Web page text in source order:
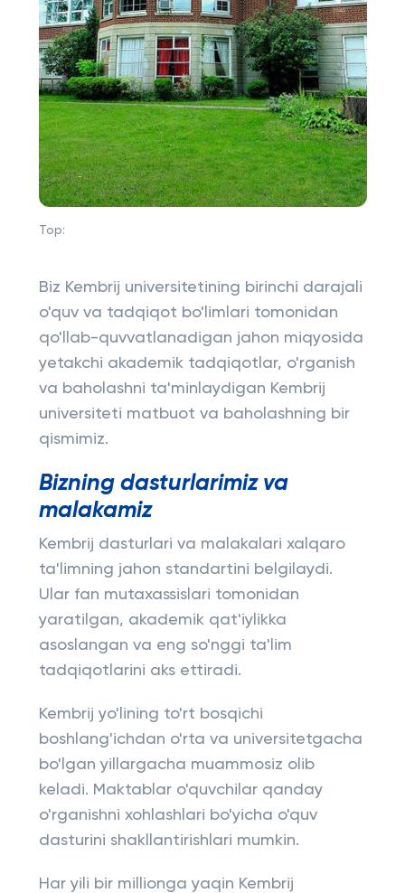
Top:
Biz Kembrij universitetining birinchi darajali
o'quv va tadqiqot bo'limlari tomonidan
qo'llab-quvvatlanadigan jahon miqyosida
yetakchi akademik tadqiqotlar, o'rganish
va baholashni ta'minlaydigan Kembrij
universiteti matbuot va baholashning bir
qismimiz.
Bizning dasturlarimiz va
malakamiz
Kembrij dasturlari va malakalari xalqaro
ta'limning jahon standartini belgilaydi.
Ular fan mutaxassislari tomonidan
yaratilgan, akademik qat'iylikka
asoslangan va eng so'nggi ta'lim
tadqiqotlarini aks ettiradi.
Kembrij yo'lining to'rt bosqichi
boshlang'ichdan o'rta va universitetgacha
bo'lgan yillargacha muammosiz olib
keladi. Maktablar o'quvchilar qanday
o'rganishni xohlashlari bo'yicha o'quv
dasturini shakllantirishlari mumkin.
Har yili bir millionga yaqin Kembrij